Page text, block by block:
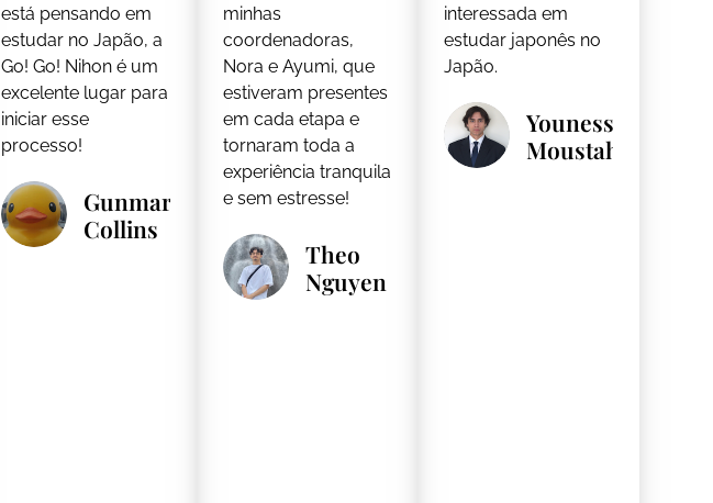
está pensando em
estudar no Japão, a
Go! Go! Nihon é um
excelente lugar para
iniciar esse
processo!
Gunmar
Collins
minhas
coordenadoras,
Nora e Ayumi, que
estiveram presentes
em cada etapa e
tornaram toda a
experiência tranquila
e sem estresse!
Theo
Nguyen
interessada em
estudar japonês no
Japão.
Youness
Moustahfid